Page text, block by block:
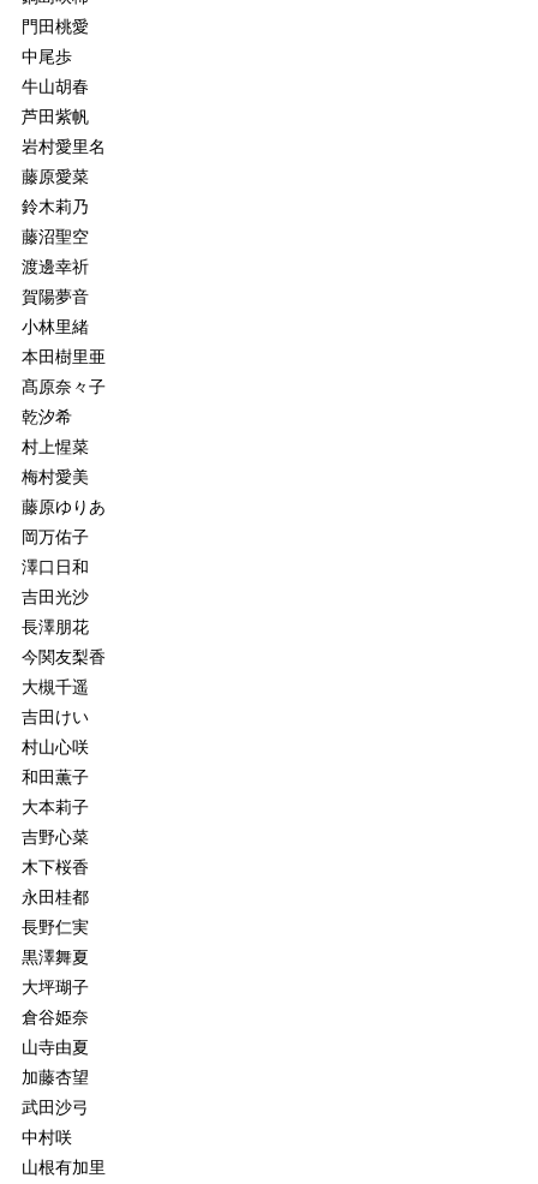
門田桃愛
中尾歩
牛山胡春
芦田紫帆
岩村愛里名
藤原愛菜
鈴木莉乃
藤沼聖空
渡邊幸祈
賀陽夢音
小林里緒
本田樹里亜
髙原奈々子
乾汐希
村上惺菜
梅村愛美
藤原ゆりあ
岡万佑子
澤口日和
吉田光沙
長澤朋花
今関友梨香
大槻千遥
吉田けい
村山心咲
和田薫子
大本莉子
吉野心菜
木下桜香
永田桂都
長野仁実
黒澤舞夏
大坪瑚子
倉谷姫奈
山寺由夏
加藤杏望
武田沙弓
中村咲
山根有加里